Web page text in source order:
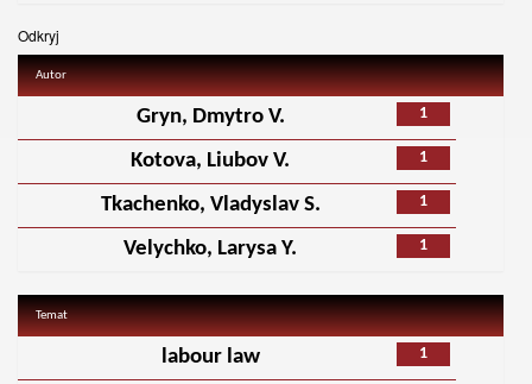
Odkryj
Autor
1
Gryn, Dmytro V.
1
Kotova, Liubov V.
1
Tkachenko, Vladyslav S.
1
Velychko, Larysa Y.
Temat
1
labour law